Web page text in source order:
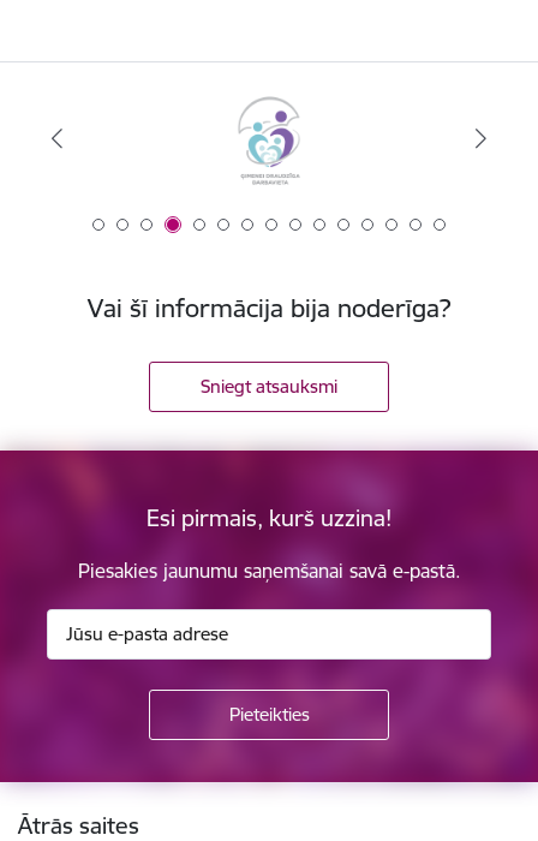
Vai šī informācija bija noderīga?
Sniegt atsauksmi
Esi pirmais, kurš uzzina!
Piesakies jaunumu saņemšanai savā e-pastā.
Kājene
Ātrās saites